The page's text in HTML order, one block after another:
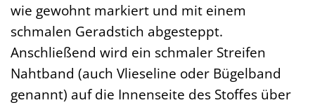
wie gewohnt markiert und mit einem
schmalen Geradstich abgesteppt.
Anschließend wird ein schmaler Streifen
Nahtband (auch Vlieseline oder Bügelband
genannt) auf die Innenseite des Stoffes über